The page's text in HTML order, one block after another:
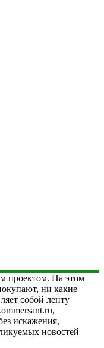
проектом. На этом
ни какие
собой ленту
искажения,
новостей